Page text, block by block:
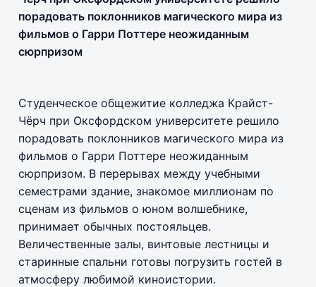
порадовать поклонников магического мира из
фильмов о Гарри Поттере неожиданным
сюрпризом
Студенческое общежитие колледжа Крайст-
Чёрч при Оксфордском университете решило
порадовать поклонников магического мира из
фильмов о Гарри Поттере неожиданным
сюрпризом. В перерывах между учебными
семестрами здание, знакомое миллионам по
сценам из фильмов о юном волшебнике,
принимает обычных постояльцев.
Величественные залы, винтовые лестницы и
старинные спальни готовы погрузить гостей в
атмосферу любимой киноистории.